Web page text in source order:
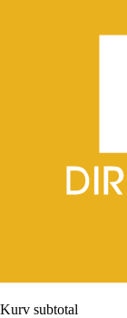
Kurv subtotal